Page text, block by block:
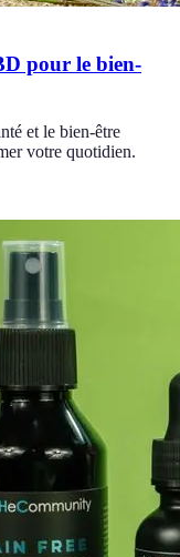
pour le bien-
et le bien-être
votre quotidien.